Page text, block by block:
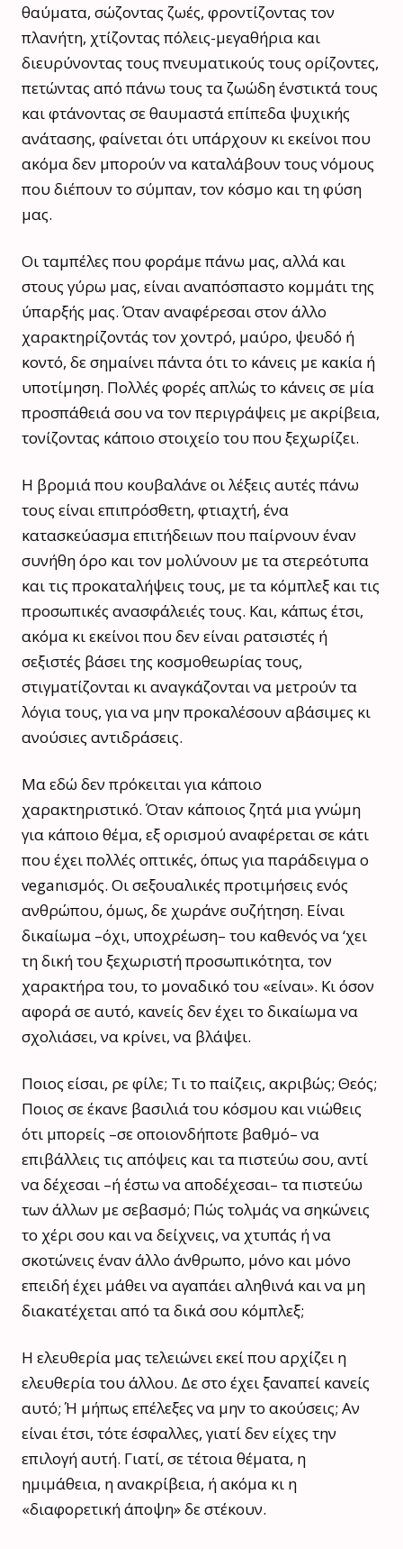
θαύματα, σώζοντας ζωές, φροντίζοντας τον
πλανήτη, χτίζοντας πόλεις-μεγαθήρια και
διευρύνοντας τους πνευματικούς τους ορίζοντες,
πετώντας από πάνω τους τα ζωώδη ένστικτά τους
και φτάνοντας σε θαυμαστά επίπεδα ψυχικής
ανάτασης, φαίνεται ότι υπάρχουν κι εκείνοι που
ακόμα δεν μπορούν να καταλάβουν τους νόμους
που διέπουν το σύμπαν, τον κόσμο και τη φύση
μας.
Οι ταμπέλες που φοράμε πάνω μας, αλλά και
στους γύρω μας, είναι αναπόσπαστο κομμάτι της
ύπαρξής μας. Όταν αναφέρεσαι στον άλλο
χαρακτηρίζοντάς τον χοντρό, μαύρο, ψευδό ή
κοντό, δε σημαίνει πάντα ότι το κάνεις με κακία ή
υποτίμηση. Πολλές φορές απλώς το κάνεις σε μία
προσπάθειά σου να τον περιγράψεις με ακρίβεια,
τονίζοντας κάποιο στοιχείο του που ξεχωρίζει.
Η βρομιά που κουβαλάνε οι λέξεις αυτές πάνω
τους είναι επιπρόσθετη, φτιαχτή, ένα
κατασκεύασμα επιτήδειων που παίρνουν έναν
συνήθη όρο και τον μολύνουν με τα στερεότυπα
και τις προκαταλήψεις τους, με τα κόμπλεξ και τις
προσωπικές ανασφάλειές τους. Και, κάπως έτσι,
ακόμα κι εκείνοι που δεν είναι ρατσιστές ή
σεξιστές βάσει της κοσμοθεωρίας τους,
στιγματίζονται κι αναγκάζονται να μετρούν τα
λόγια τους, για να μην προκαλέσουν αβάσιμες κι
ανούσιες αντιδράσεις.
Μα εδώ δεν πρόκειται για κάποιο
χαρακτηριστικό. Όταν κάποιος ζητά μια γνώμη
για κάποιο θέμα, εξ ορισμού αναφέρεται σε κάτι
που έχει πολλές οπτικές, όπως για παράδειγμα ο
veganισμός. Οι σεξουαλικές προτιμήσεις ενός
ανθρώπου, όμως, δε χωράνε συζήτηση. Είναι
δικαίωμα –όχι, υποχρέωση– του καθενός να ‘χει
τη δική του ξεχωριστή προσωπικότητα, τον
χαρακτήρα του, το μοναδικό του «είναι». Κι όσον
αφορά σε αυτό, κανείς δεν έχει το δικαίωμα να
σχολιάσει, να κρίνει, να βλάψει.
Ποιος είσαι, ρε φίλε; Τι το παίζεις, ακριβώς; Θεός;
Ποιος σε έκανε βασιλιά του κόσμου και νιώθεις
ότι μπορείς –σε οποιονδήποτε βαθμό– να
επιβάλλεις τις απόψεις και τα πιστεύω σου, αντί
να δέχεσαι –ή έστω να αποδέχεσαι– τα πιστεύω
των άλλων με σεβασμό; Πώς τολμάς να σηκώνεις
το χέρι σου και να δείχνεις, να χτυπάς ή να
σκοτώνεις έναν άλλο άνθρωπο, μόνο και μόνο
επειδή έχει μάθει να αγαπάει αληθινά και να μη
διακατέχεται από τα δικά σου κόμπλεξ;
Η ελευθερία μας τελειώνει εκεί που αρχίζει η
ελευθερία του άλλου. Δε στο έχει ξαναπεί κανείς
αυτό; Ή μήπως επέλεξες να μην το ακούσεις; Αν
είναι έτσι, τότε έσφαλλες, γιατί δεν είχες την
επιλογή αυτή. Γιατί, σε τέτοια θέματα, η
ημιμάθεια, η ανακρίβεια, ή ακόμα κι η
«διαφορετική άποψη» δε στέκουν.